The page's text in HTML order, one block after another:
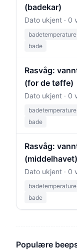
(badekar)
Dato ukjent · 0
bade
Rasvåg:
(for de tøffe)
Dato ukjent · 0
bade
Rasvåg:
(middelhavet)
Dato ukjent · 0
bade
Populære